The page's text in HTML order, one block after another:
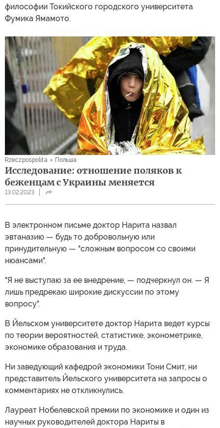
философии Токийского городского университета
Фумика Ямамото.
Rzeczpospolita Польша
Исследование: отношение поляков к
беженцам с Украины меняется
13.02.2023
В электронном письме доктор Нарита назвал
эвтаназию — будь то добровольную или
принудительную — "сложным вопросом со своими
нюансами".
"Я не выступаю за ее внедрение, — подчеркнул он. — Я
лишь предрекаю широкие дискуссии по этому
вопросу".
В Йельском университете доктор Нарита ведет курсы
по теории вероятностей, статистике, эконометрике,
экономике образования и труда.
Ни заведующий кафедрой экономики Тони Смит, ни
представитель Йельского университета на запросы о
комментариях не откликнулись.
Лауреат Нобелевской премии по экономике и один из
научных руководителей доктора Нариты в